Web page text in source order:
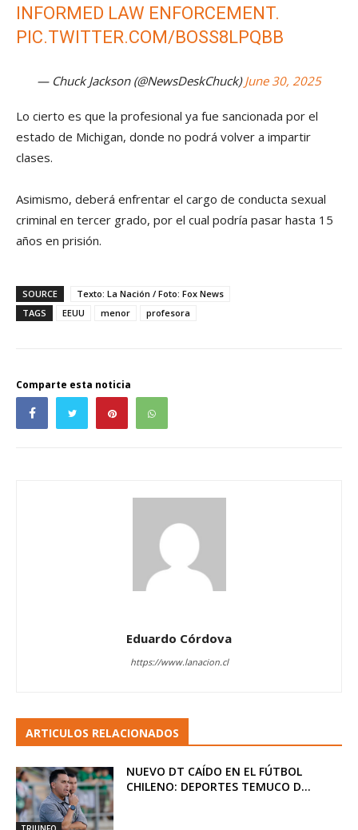
INFORMED LAW ENFORCEMENT.
PIC.TWITTER.COM/BOSS8LPQBB
— Chuck Jackson (@NewsDeskChuck)June 30, 2025
Lo cierto es que la profesional ya fue sancionada por el
estado de Michigan, donde no podrá volver a impartir
clases.
Asimismo, deberá enfrentar el cargo de conducta sexual
criminal en tercer grado, por el cual podría pasar hasta 15
años en prisión.
SOURCE
Texto: La Nación / Foto: Fox News
TAGS
EEUU menor profesora
Comparte esta noticia
Eduardo Córdova
https://www.lanacion.cl
ARTICULOS RELACIONADOS
NUEVO DT CAÍDO EN EL FÚTBOL
CHILENO: DEPORTES TEMUCO D...